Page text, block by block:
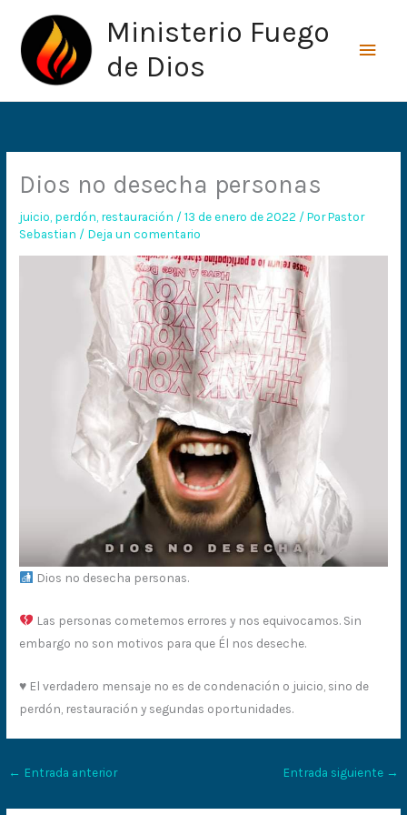
contenido
Ministerio Fuego
de Dios
Dios no desecha personas
juicio perdón restauración /13 de enero de 2022 / PorPastor
Sebastian / Deja un comentario
Dios no desecha personas.
Las personas cometemos errores y nos equivocamos. Sin
embargo no son motivos para que Él nos deseche.
♥️ El verdadero mensaje no es de condenación o juicio, sino de
perdón, restauración y segundas oportunidades.
← Entrada anterior Entrada siguiente →